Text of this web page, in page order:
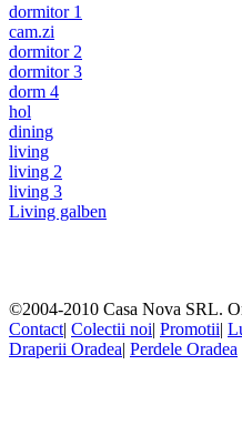
dormitor 1
cam.zi
dormitor 2
dormitor 3
dorm 4
hol
dining
living
living 2
living 3
Living galben
©2004-2010 Casa Nova SRL.
Contact| Colectii noi| Promotii|
Draperii Oradea| Perdele Oradea